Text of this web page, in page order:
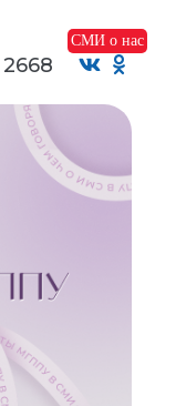
СМИ о нас
2668